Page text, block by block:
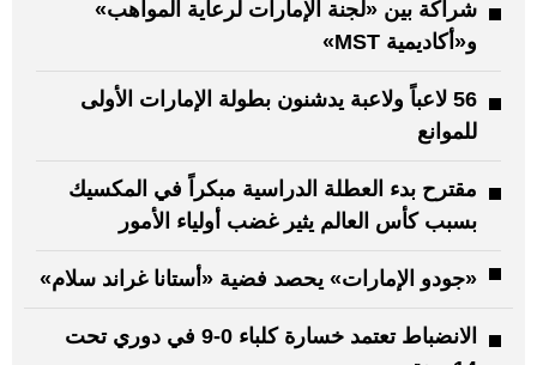
شراكة بين «لجنة الإمارات لرعاية المواهب»
و«أكاديمية MST»
56 لاعباً ولاعبة يدشنون بطولة الإمارات الأولى
للموانع
مقترح بدء العطلة الدراسية مبكراً في المكسيك
بسبب كأس العالم يثير غضب أولياء الأمور
«جودو الإمارات» يحصد فضية «أستانا غراند سلام»
الانضباط تعتمد خسارة كلباء 0-9 في دوري تحت